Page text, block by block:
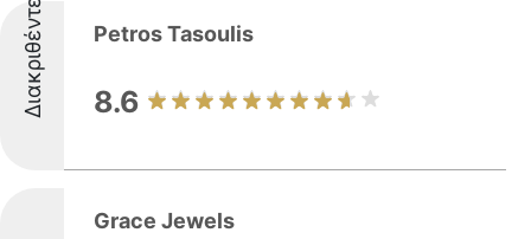
Διακριθέντες Petros Tasoulis
8.6
Grace Jewels